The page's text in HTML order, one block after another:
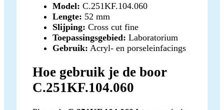
Model: C.251KF.104.060
Lengte: 52 mm
Slijping: Cross cut fine
Toepassingsgebied: Laboratorium
Gebruik: Acryl- en porseleinfacings
Hoe gebruik je de boor
C.251KF.104.060